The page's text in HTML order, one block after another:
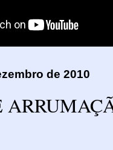
de 2010